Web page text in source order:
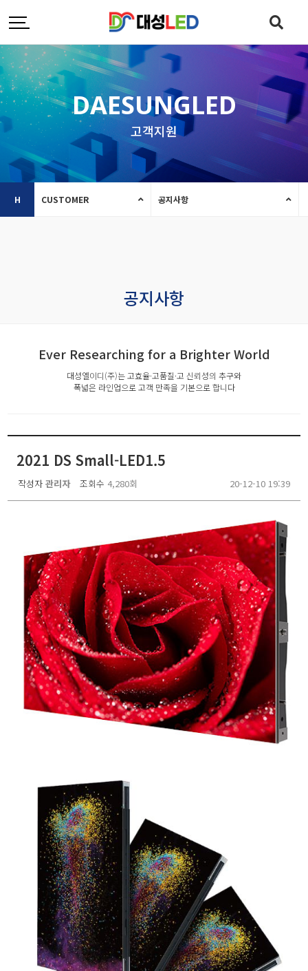
DAESUNGLED
고객지원
H CUSTOMER 공지사항
공지사항
Ever Researching for a Brighter World
대성엘이디(주)는 고효율·고품질·고 신뢰성의 추구와
폭넓은 라인업으로 고객 만족을 기본으로 합니다
2021 DS Small-LED1.5
작성자 관리자 조회수 4,280회 20-12-10 19:39